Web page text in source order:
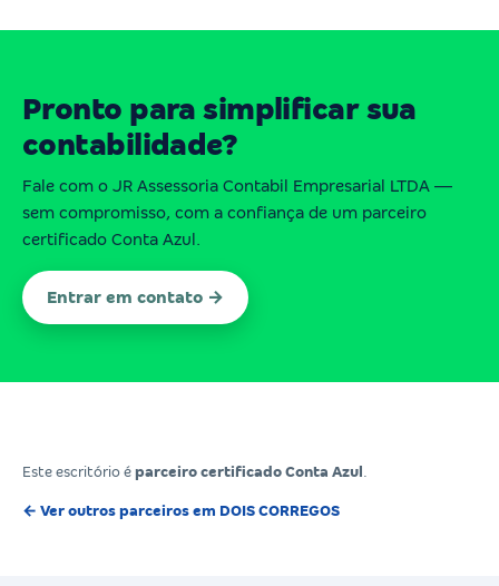
Pronto para simplificar sua
contabilidade?
Fale com o JR Assessoria Contabil Empresarial LTDA —
sem compromisso, com a confiança de um parceiro
certificado Conta Azul.
Entrar em contato →
Este escritório é parceiro certificado Conta Azul
← Ver outros parceiros em DOIS CORREGOS